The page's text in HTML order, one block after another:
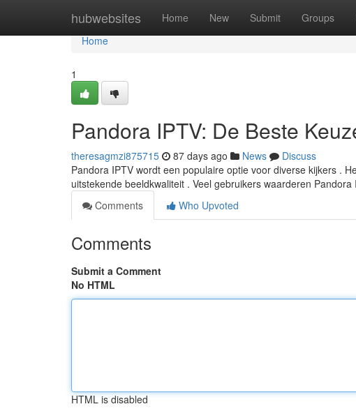
hubwebsites Home New Submit Groups
Home
Home
1
Pandora IPTV: De Beste
theresagmzi875715 87 days ago News
Discuss
Pandora IPTV wordt een populaire optie voor diverse kijkers .
uitstekende beeldkwaliteit . Veel gebruikers waarderen Pandora
Comments
Who Upvoted
Comments
Submit a Comment
No HTML
HTML is disabled